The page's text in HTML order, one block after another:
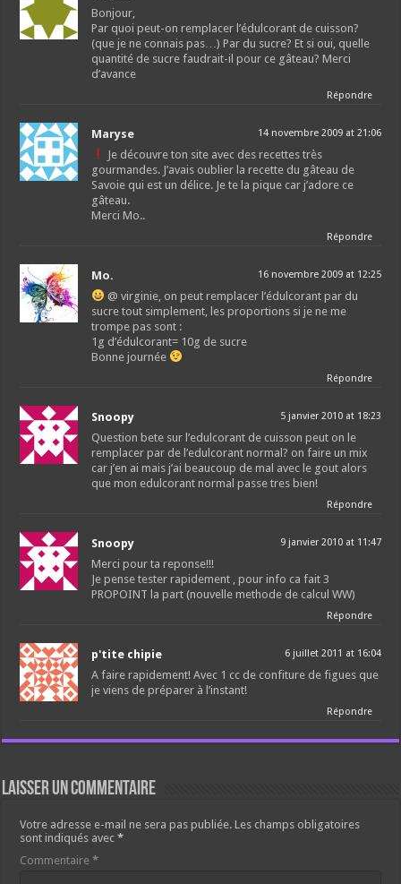
Bonjour,
Par quoi peut-on remplacer l’édulcorant de cuisson?
(que je ne connais pas…) Par du sucre? Et si oui, quelle
quantité de sucre faudrait-il pour ce gâteau? Merci
d’avance
Répondre
Maryse 14 novembre 2009 at 21:06
Je découvre ton site avec des recettes très
gourmandes. J’avais oublier la recette du gâteau de
Savoie qui est un délice. Je te la pique car j’adore ce
gâteau.
Merci Mo..
Répondre
Mo. 16 novembre 2009 at 12:25
@ virginie, on peut remplacer l’édulcorant par du
sucre tout simplement, les proportions si je ne me
trompe pas sont :
1g d’édulcorant= 10g de sucre
Bonne journée
Répondre
Snoopy 5 janvier 2010 at 18:23
Question bete sur l’edulcorant de cuisson peut on le
remplacer par de l’edulcorant normal? on faire un mix
car j’en ai mais j’ai beaucoup de mal avec le gout alors
que mon edulcorant normal passe tres bien!
Répondre
Snoopy 9 janvier 2010 at 11:47
Merci pour ta reponse!!!
Je pense tester rapidement , pour info ca fait 3
PROPOINT la part (nouvelle methode de calcul WW)
Répondre
p'tite chipie 6 juillet 2011 at 16:04
A faire rapidement! Avec 1 cc de confiture de figues que
je viens de préparer à l’instant!
Répondre
Laisser un commentaire
Votre adresse e-mail ne sera pas publiée. Les champs obligatoires
sont indiqués avec*
Commentaire*